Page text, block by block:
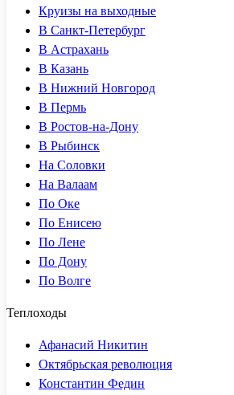
Круизы на выходные
В Санкт-Петербург
В Астрахань
В Казань
В Нижний Новгород
В Пермь
В Ростов-на-Дону
В Рыбинск
На Соловки
На Валаам
По Оке
По Енисею
По Лене
По Дону
По Волге
Теплоходы
Афанасий Никитин
Октябрьская революция
Константин Федин